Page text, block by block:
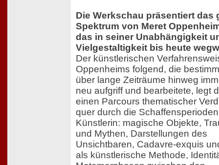
Die Werkschau präsentiert das
Spektrum von Meret
das in seiner Unabhängigkeit
Vielgestaltigkeit bis heute
Der künstlerischen
Oppenheims folgend, die
über lange Zeiträume hinweg
neu aufgriff und bearbeitete, legt
einen Parcours thematischer
quer durch die
Künstlerin: magische Objekte,
und Mythen, Darstellungen des
Unsichtbaren, Cadavre-exquis
als künstlerische Methode,